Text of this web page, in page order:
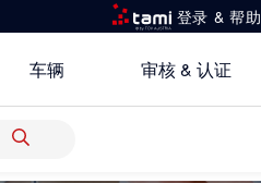
登录 & 帮助
车辆 审核 & 认证